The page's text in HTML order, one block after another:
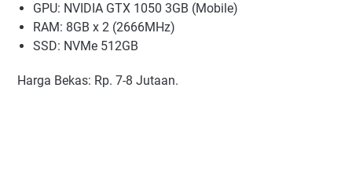
GPU: NVIDIA GTX 1050 3GB (Mobile)
RAM: 8GB x 2 (2666MHz)
SSD: NVMe 512GB
Harga Bekas: Rp. 7-8 Jutaan.